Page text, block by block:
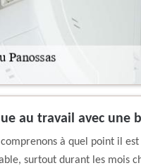
au travail avec une
à quel point il
surtout durant les mois